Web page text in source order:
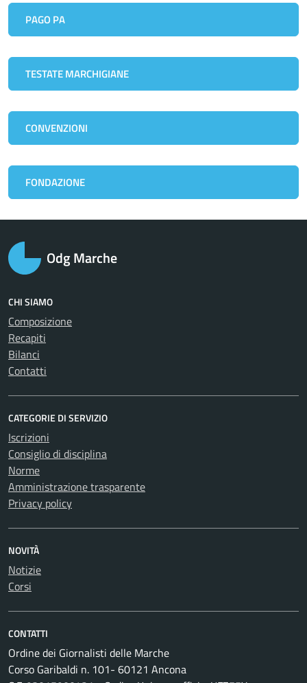
PAGO PA
TESTATE MARCHIGIANE
CONVENZIONI
FONDAZIONE
Odg Marche
CHI SIAMO
Composizione
Recapiti
Bilanci
Contatti
CATEGORIE DI SERVIZIO
Iscrizioni
Consiglio di disciplina
Norme
Amministrazione trasparente
Privacy policy
NOVITÀ
Notizie
Corsi
CONTATTI
Ordine dei Giornalisti delle Marche
Corso Garibaldi n. 101- 60121 Ancona